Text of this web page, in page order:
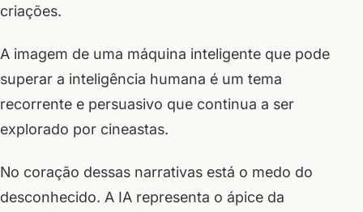
criações.
A imagem de uma máquina inteligente que pode
superar a inteligência humana é um tema
recorrente e persuasivo que continua a ser
explorado por cineastas.
No coração dessas narrativas está o medo do
desconhecido. A IA representa o ápice da